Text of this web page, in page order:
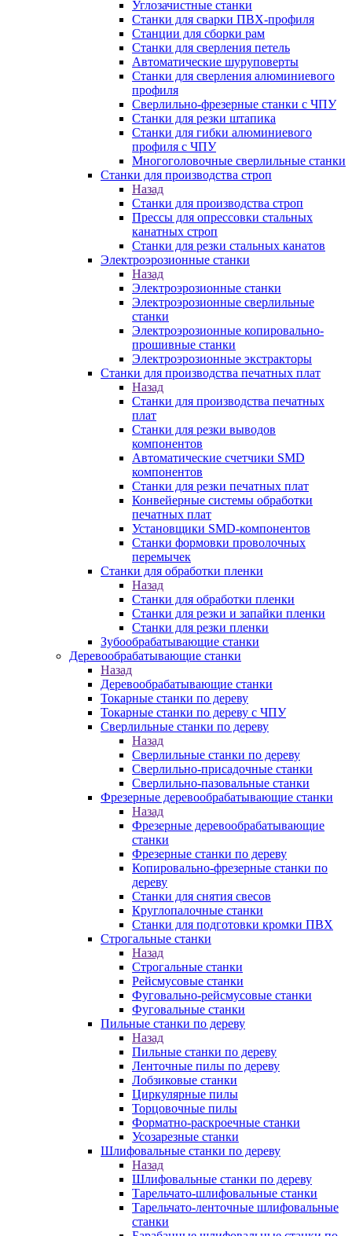
Углозачистные станки
Станки для сварки ПВХ-профиля
Станции для сборки рам
Станки для сверления петель
Автоматические шуруповерты
Станки для сверления алюминиевого
профиля
Сверлильно-фрезерные станки с ЧПУ
Станки для резки штапика
Станки для гибки алюминиевого
профиля с ЧПУ
Многоголовочные сверлильные станки
Станки для производства строп
Назад
Станки для производства строп
Прессы для опрессовки стальных
канатных строп
Станки для резки стальных канатов
Электроэрозионные станки
Назад
Электроэрозионные станки
Электроэрозионные сверлильные
станки
Электроэрозионные копировально-
прошивные станки
Электроэрозионные экстракторы
Станки для производства печатных плат
Назад
Станки для производства печатных
плат
Станки для резки выводов
компонентов
Автоматические счетчики SMD
компонентов
Станки для резки печатных плат
Конвейерные системы обработки
печатных плат
Установщики SMD-компонентов
Станки формовки проволочных
перемычек
Станки для обработки пленки
Назад
Станки для обработки пленки
Станки для резки и запайки пленки
Станки для резки пленки
Зубообрабатывающие станки
Деревообрабатывающие станки
Назад
Деревообрабатывающие станки
Токарные станки по дереву
Токарные станки по дереву с ЧПУ
Сверлильные станки по дереву
Назад
Сверлильные станки по дереву
Сверлильно-присадочные станки
Сверлильно-пазовальные станки
Фрезерные деревообрабатывающие станки
Назад
Фрезерные деревообрабатывающие
станки
Фрезерные станки по дереву
Копировально-фрезерные станки по
дереву
Станки для снятия свесов
Круглопалочные станки
Станки для подготовки кромки ПВХ
Строгальные станки
Назад
Строгальные станки
Рейсмусовые станки
Фуговально-рейсмусовые станки
Фуговальные станки
Пильные станки по дереву
Назад
Пильные станки по дереву
Ленточные пилы по дереву
Лобзиковые станки
Циркулярные пилы
Торцовочные пилы
Форматно-раскроечные станки
Усозарезные станки
Шлифовальные станки по дереву
Назад
Шлифовальные станки по дереву
Тарельчато-шлифовальные станки
Тарельчато-ленточные шлифовальные
станки